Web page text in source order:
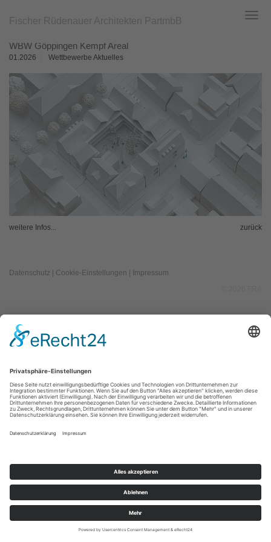
Hauptinhalt
springen
Fischer Rüdenauer Architekten PartmbB
WBW Göppingen Kempf Areal
01.2026 Wettbewerbe Aktuelles
weitere Infos... zurück
Datenschutz | Cookie-Einstellungen | Impressum